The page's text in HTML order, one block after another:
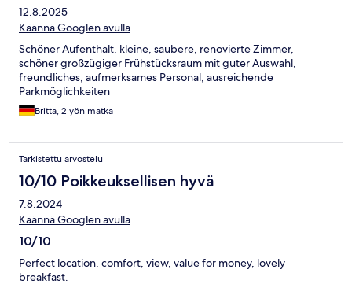
12.8.2025
Käännä Googlen avulla
Schöner Aufenthalt, kleine, saubere, renovierte Zimmer,
schöner großzügiger Frühstücksraum mit guter Auswahl,
freundliches, aufmerksames Personal, ausreichende
Parkmöglichkeiten
Britta, 2 yön matka
Tarkistettu arvostelu
10/10 Poikkeuksellisen hyvä
7.8.2024
Käännä Googlen avulla
10/10
Perfect location, comfort, view, value for money, lovely
breakfast.